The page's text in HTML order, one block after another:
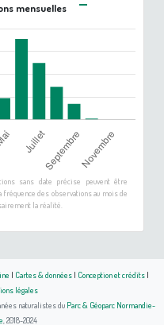
mensuelles
sans date précise peuvent être
des observations au mois de
la réalité.
| Cartes & données| Conception et crédits|
légales
naturalistes du Parc & Géoparc Normandie-
, 2018-2024